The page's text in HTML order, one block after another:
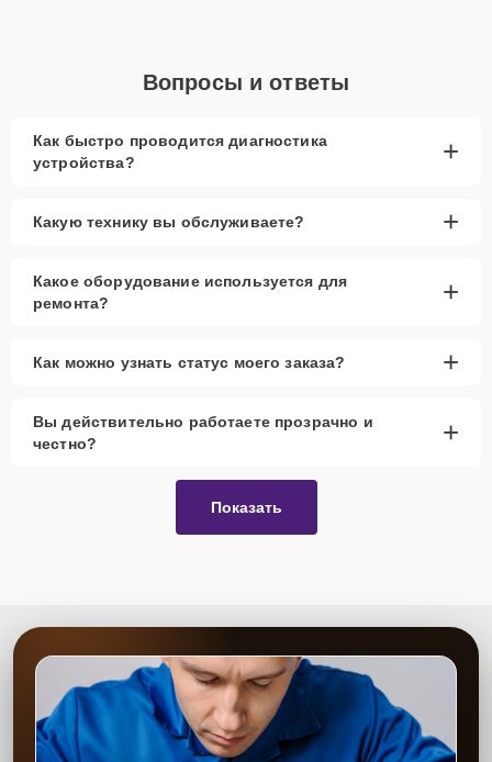
Вопросы и ответы
Как быстро проводится диагностика
устройства?
+
Какую технику вы обслуживаете? +
Какое оборудование используется для
ремонта?
+
Как можно узнать статус моего заказа? +
Вы действительно работаете прозрачно и
честно?
+
Показать